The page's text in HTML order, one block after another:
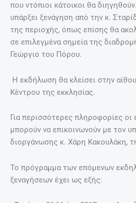
που ντόπιοι κάτοικοι θα
υπάρξει ξενάγηση από την κ.
της περιοχής, όπως επίσης θα
σε επιλεγμένα σημεία της
Γεώργιο του Πόρου.
Η εκδήλωση θα κλείσει στην
Κέντρου της εκκλησίας.
Για περισσότερες πληροφορίες οι
μπορούν να επικοινωνούν με τον
διοργάνωσης κ. Χάρη Κακουλάκη,
Το πρόγραμμα των επόμενων
ξεναγήσεων έχει ως εξής: